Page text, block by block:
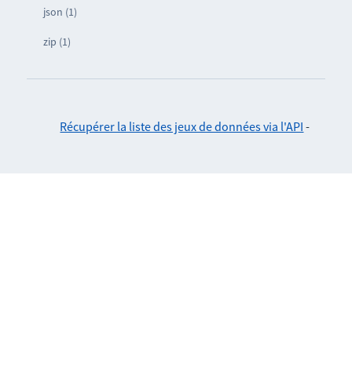
json (1)
zip (1)
Récupérer la liste des jeux de données via l'API -